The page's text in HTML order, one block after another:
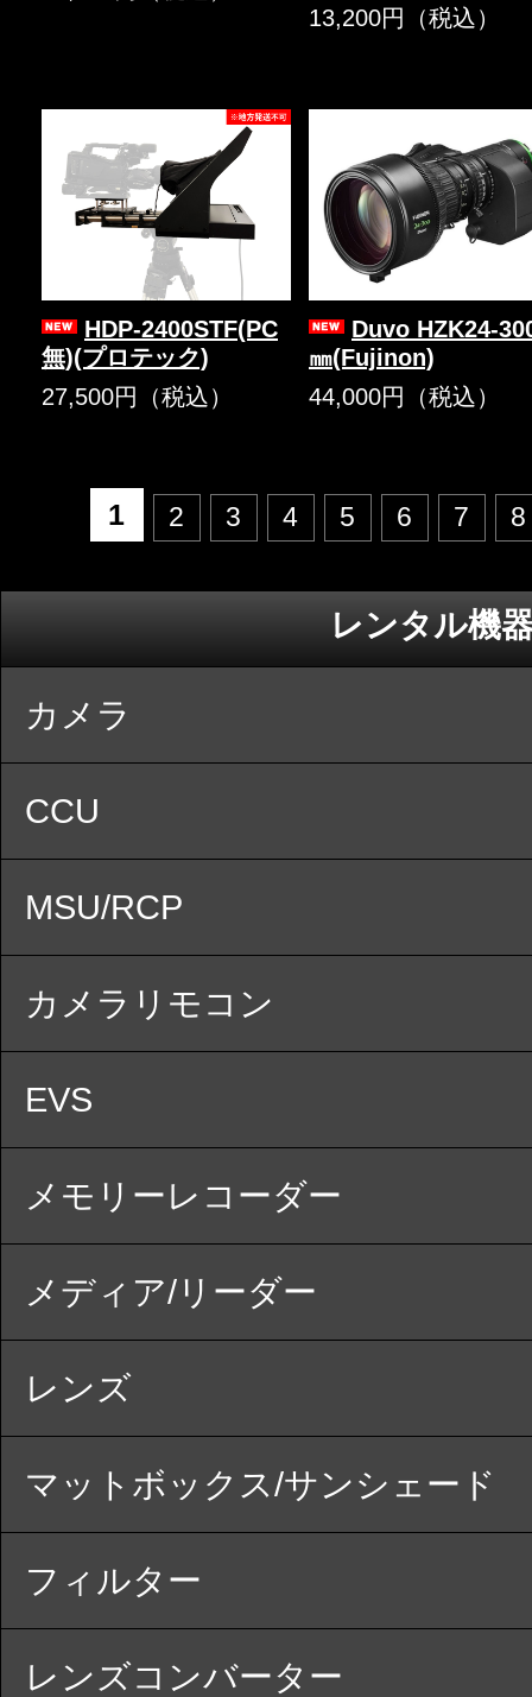
13,200円（税込）
HDP-2400STF(PC
無)(プロテック)
27,500円（税込）
Duvo HZK24-
㎜(Fujinon)
44,000円（税込）
1 2 3 4 5 6 7 8
レンタル機
カメラ
CCU
MSU/RCP
カメラリモコン
EVS
メモリーレコーダー
メディア/リーダー
レンズ
マットボックス/サンシェード
フィルター
レンズコンバーター